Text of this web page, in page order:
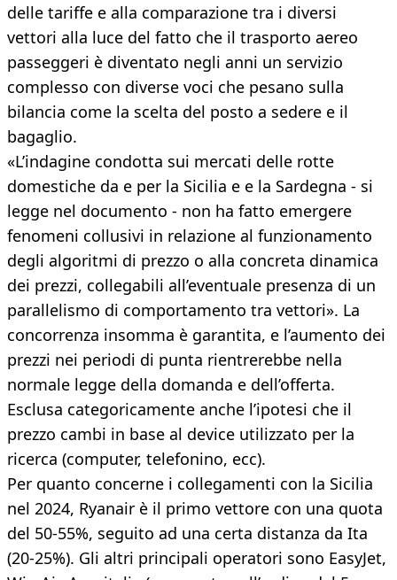
delle tariffe e alla comparazione tra i diversi
vettori alla luce del fatto che il trasporto aereo
passeggeri è diventato negli anni un servizio
complesso con diverse voci che pesano sulla
bilancia come la scelta del posto a sedere e il
bagaglio.
«L’indagine condotta sui mercati delle rotte
domestiche da e per la Sicilia e e la Sardegna - si
legge nel documento - non ha fatto emergere
fenomeni collusivi in relazione al funzionamento
degli algoritmi di prezzo o alla concreta dinamica
dei prezzi, collegabili all’eventuale presenza di un
parallelismo di comportamento tra vettori». La
concorrenza insomma è garantita, e l’aumento dei
prezzi nei periodi di punta rientrerebbe nella
normale legge della domanda e dell’offerta.
Esclusa categoricamente anche l’ipotesi che il
prezzo cambi in base al device utilizzato per la
ricerca (computer, telefonino, ecc).
Per quanto concerne i collegamenti con la Sicilia
nel 2024, Ryanair è il primo vettore con una quota
del 50-55%, seguito ad una certa distanza da Ita
(20-25%). Gli altri principali operatori sono EasyJet,